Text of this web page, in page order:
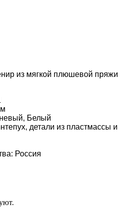
из мягкой плюшевой пряжи
Белый
детали из пластмассы и
Россия